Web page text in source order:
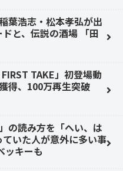
葉浩志・松本孝弘が出
と、伝説の酒場 「田
TAKE」初登場動
得、100万再生突破
の読み方を「へい、は
ていた人が意外に多い事
ッキーも